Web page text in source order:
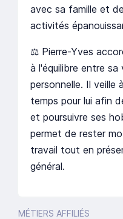
avec sa famille et
activités
⚖️ Pierre-Yves
à l'équilibre entre
personnelle. Il veille
temps pour lui afin
et poursuivre ses
permet de rester
travail tout en
général.
MÉTIERS AFFILIÉS